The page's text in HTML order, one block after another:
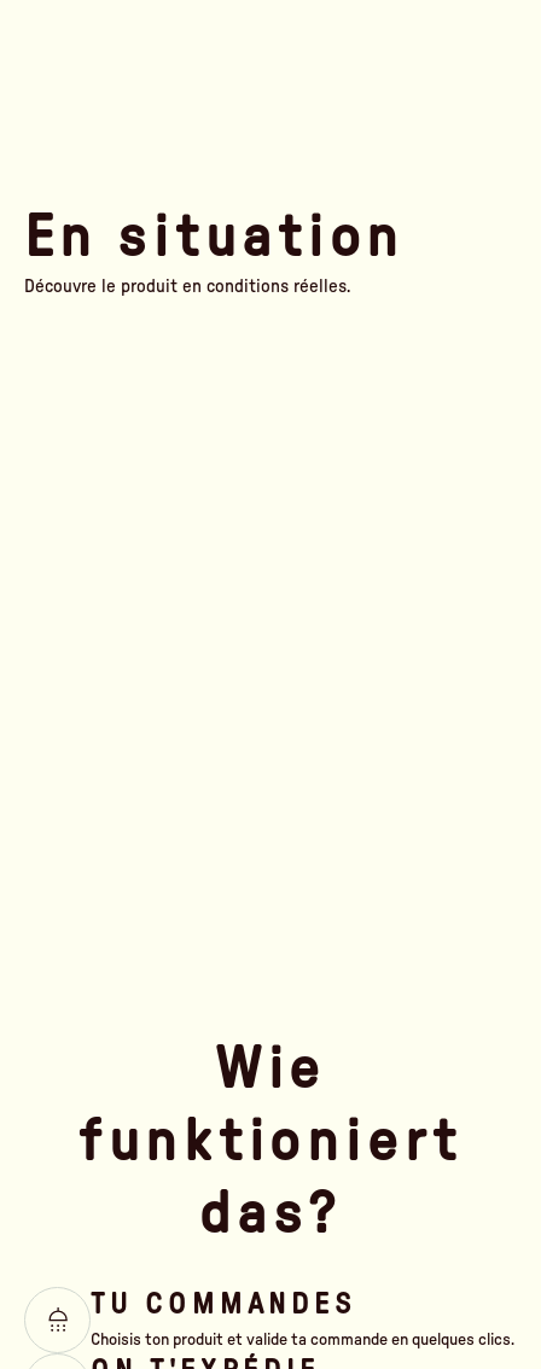
En situation
Découvre le produit en conditions réelles.
Wie
funktioniert
das?
TU COMMANDES
Choisis ton produit et valide ta commande en quelques clics.